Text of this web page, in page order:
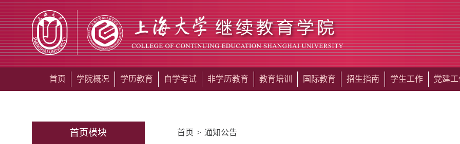
首页 学院概况 学历教育 自学考试 非学历教育 教育培训 国际教育 招生指南 学生工作 党建工
首页模块 首页 > 通知公告